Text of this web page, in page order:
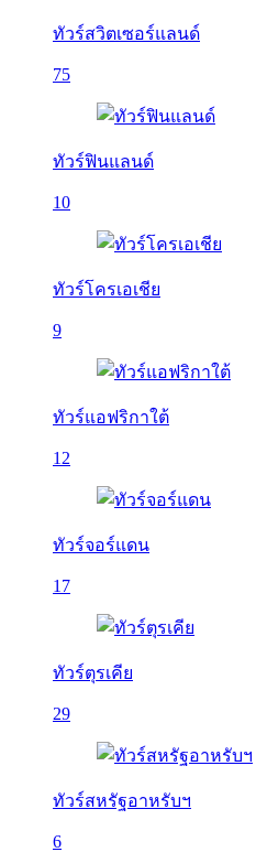
ทัวร์สวิตเซอร์แลนด์
75
ทัวร์ฟินแลนด์
10
ทัวร์โครเอเชีย
9
ทัวร์แอฟริกาใต้
12
ทัวร์จอร์แดน
17
ทัวร์ตุรเคีย
29
ทัวร์สหรัฐอาหรับฯ
6